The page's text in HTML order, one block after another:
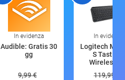
In evidenza
Audible: Gratis 30
gg
9,99 €
In evidenza
Logitech MX
S Tastiera
Wireless
119,99 €